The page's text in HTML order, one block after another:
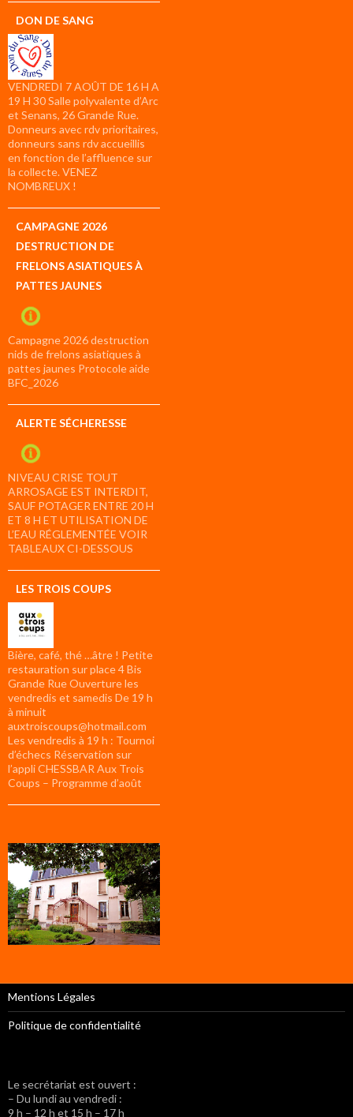
DON DE SANG
VENDREDI 7 AOÛT DE 16 H A
19 H 30 Salle polyvalente d’Arc
et Senans, 26 Grande Rue.
Donneurs avec rdv prioritaires,
donneurs sans rdv accueillis
en fonction de l’affluence sur
la collecte. VENEZ
NOMBREUX !
CAMPAGNE 2026
DESTRUCTION DE
FRELONS ASIATIQUES À
PATTES JAUNES
Campagne 2026 destruction
nids de frelons asiatiques à
pattes jaunes Protocole aide
BFC_2026
ALERTE SÉCHERESSE
NIVEAU CRISE TOUT
ARROSAGE EST INTERDIT,
SAUF POTAGER ENTRE 20 H
ET 8 H ET UTILISATION DE
L’EAU RÉGLEMENTÉE VOIR
TABLEAUX CI-DESSOUS
LES TROIS COUPS
Bière, café, thé …âtre ! Petite
restauration sur place 4 Bis
Grande Rue Ouverture les
vendredis et samedis De 19 h
à minuit
auxtroiscoups@hotmail.com
Les vendredis à 19 h : Tournoi
d’échecs Réservation sur
l’appli CHESSBAR Aux Trois
Coups – Programme d’août
Mentions Légales
Politique de confidentialité
Le secrétariat est ouvert :
– Du lundi au vendredi :
9 h – 12 h et 15 h – 17 h